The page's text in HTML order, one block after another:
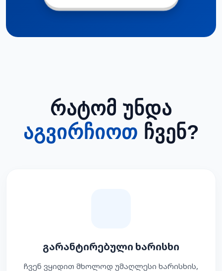
ᲠᲐᲢᲝᲛ ᲣᲜᲓᲐ
ᲐᲒᲕᲘᲠᲩᲘᲝᲗ ᲩᲕᲔᲜ?
გარანტირებული ხარისხი
ჩვენ ვყიდით მხოლოდ უმაღლესი ხარისხის,